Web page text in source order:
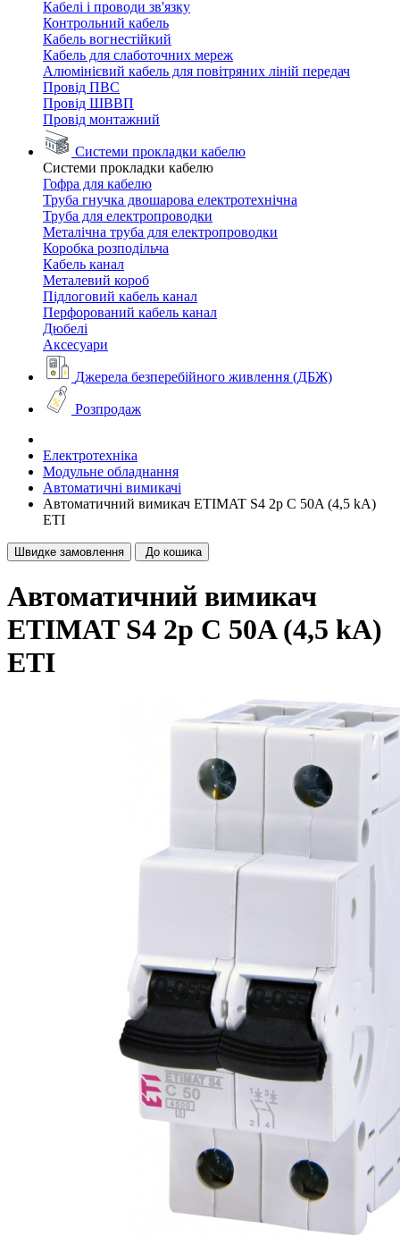
Кабелі і проводи зв'язку
Контрольний кабель
Кабель вогнестійкий
Кабель для слаботочних мереж
Алюмінієвий кабель для повітряних ліній передач
Провід ПВС
Провід ШВВП
Провід монтажний
Системи прокладки кабелю
Системи прокладки кабелю
Гофра для кабелю
Труба гнучка двошарова електротехнічна
Труба для електропроводки
Металічна труба для електропроводки
Коробка розподільча
Кабель канал
Металевий короб
Підлоговий кабель канал
Перфорований кабель канал
Дюбелі
Аксесуари
Джерела безперебійного живлення (ДБЖ)
Розпродаж
Електротехніка
Модульне обладнання
Автоматичні вимикачі
Автоматичний вимикач ETIMAT S4 2p C 50A (4,5 kA)
ETI
Швидке замовлення До кошика
Автоматичний вимикач
ETIMAT S4 2p C 50A (4,5 kA)
ETI